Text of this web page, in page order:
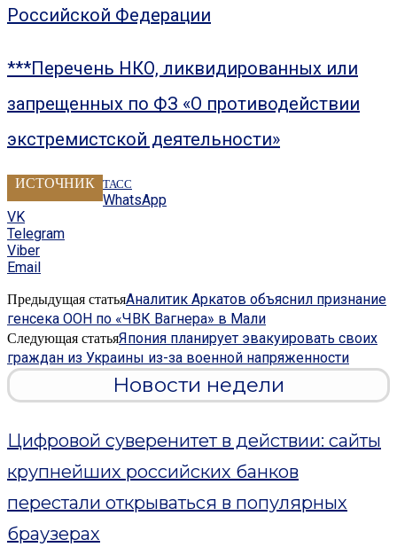
Российской Федерации
***Перечень НКО, ликвидированных или
запрещенных по ФЗ «О противодействии
экстремистской деятельности»
ИСТОЧНИК ТАСС
WhatsApp
VK
Telegram
Viber
Email
Предыдущая статьяАналитик Аркатов объяснил признание
генсека ООН по «ЧВК Вагнера» в Мали
Следующая статьяЯпония планирует эвакуировать своих
граждан из Украины из-за военной напряженности
Новости недели
Цифровой суверенитет в действии: сайты
крупнейших российских банков
перестали открываться в популярных
браузерах